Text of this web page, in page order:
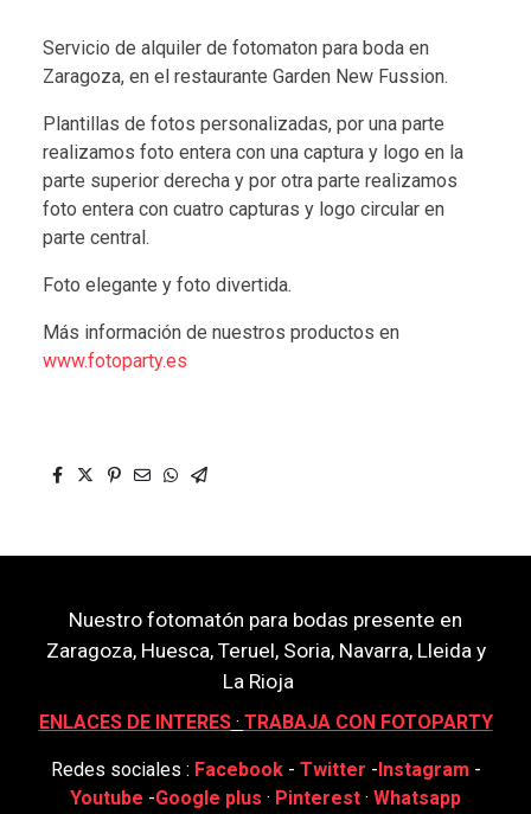
Servicio de alquiler de fotomaton para boda en
Zaragoza, en el restaurante Garden New Fussion.
Plantillas de fotos personalizadas, por una parte
realizamos foto entera con una captura y logo en la
parte superior derecha y por otra parte realizamos
foto entera con cuatro capturas y logo circular en
parte central.
Foto elegante y foto divertida.
Más información de nuestros productos en
www.fotoparty.es
Nuestro fotomatón para bodas presente en
Zaragoza, Huesca, Teruel, Soria, Navarra, Lleida y
La Rioja
ENLACES DE INTERES· TRABAJA CON FOTOPARTY
Redes sociales : Facebook- Twitter -Instagram -
Youtube -Google plus · Pinterest · Whatsapp